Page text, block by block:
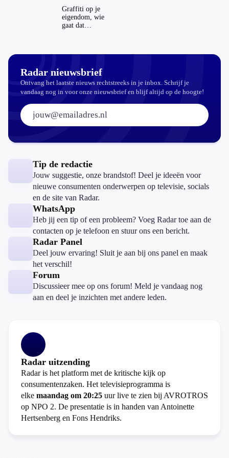
echt
aantrekkelijker?
Graffiti op je
eigendom, wie
gaat dat
Radar nieuwsbrief
Ontvang het laatste nieuws rechtstreeks in je inbox. Schrijf je
vandaag nog in voor onze nieuwsbrief en blijf altijd op de hoogte!
E-mailadres:
Tip de redactie
Jouw suggestie, onze brandstof! Deel je ideeën voor
nieuwe consumenten onderwerpen op televisie, socials
en de site van Radar.
WhatsApp
Heb jij een tip of een probleem? Voeg Radar toe aan de
contacten op je telefoon en stuur ons een bericht.
Radar Panel
Deel jouw ervaring! Sluit je aan bij ons panel en maak
het verschil!
Forum
Discussieer mee op ons forum! Meld je vandaag nog
aan en deel je inzichten met andere leden.
Radar uitzending
Radar is het platform met de kritische kijk op
consumentenzaken. Het televisieprogramma is
elke maandag om 20:25 uur live te zien bij AVROTROS
op NPO 2. De presentatie is in handen van Antoinette
Hertsenberg en Fons Hendriks.